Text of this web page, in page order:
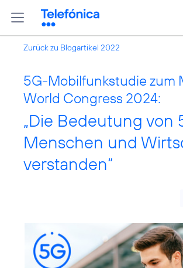
Zurück zu Blogartikel 2022
5G-Mobilfunkstudie zum
World Congress 2024:
„Die Bedeutung von
Menschen und
verstanden“